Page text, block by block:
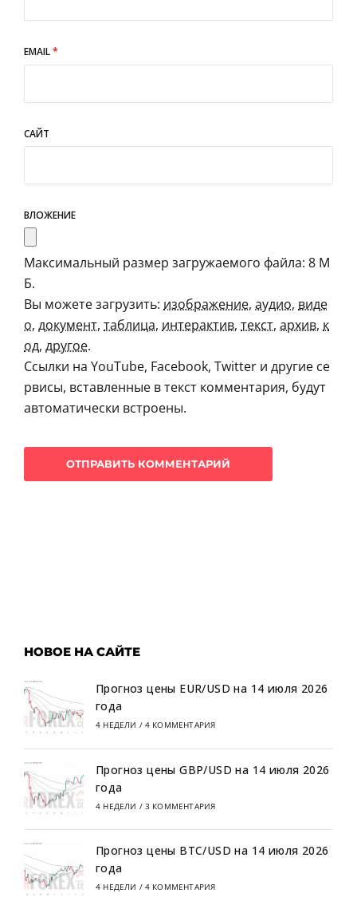
EMAIL*
САЙТ
ВЛОЖЕНИЕ
Максимальный размер загружаемого файла: 8 М
Б.
Вы можете загрузить: изображение, аудио, виде
о, документ, таблица, интерактив, текст, архив, к
од, другое.
Ссылки на YouTube, Facebook, Twitter и другие се
рвисы, вставленные в текст комментария, будут
автоматически встроены.
НОВОЕ НА САЙТЕ
Прогноз цены EUR/USD на 14 июля 2026
года
4 НЕДЕЛИ / 4 КОММЕНТАРИЯ
Прогноз цены GBP/USD на 14 июля 2026
года
4 НЕДЕЛИ / 3 КОММЕНТАРИЯ
Прогноз цены BTC/USD на 14 июля 2026
года
4 НЕДЕЛИ / 4 КОММЕНТАРИЯ